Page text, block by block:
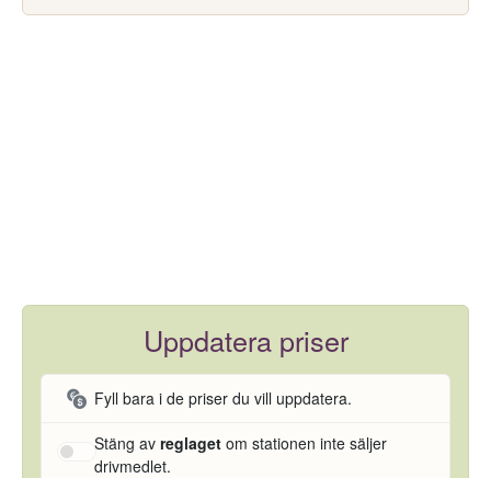
Uppdatera priser
Fyll bara i de priser du vill uppdatera.
Stäng av reglaget om stationen inte säljer
drivmedlet.